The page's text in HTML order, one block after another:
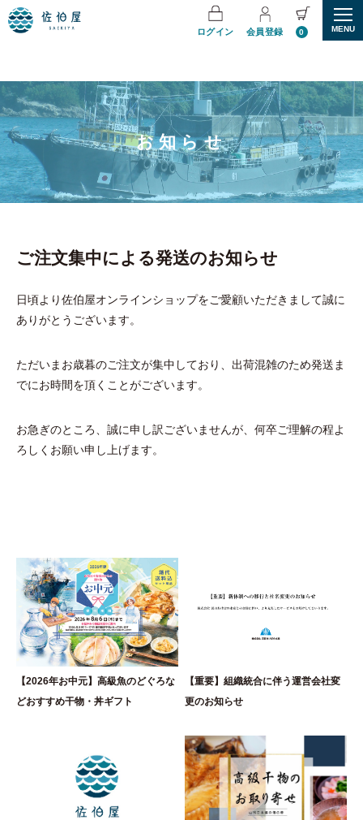
ログイン 会員登録 0 MENU
お知らせ
ご注文集中による発送のお知らせ
日頃より佐伯屋オンラインショップをご愛顧いただきまして誠に
ありがとうございます。
ただいまお歳暮のご注文が集中しており、出荷混雑のため発送ま
でにお時間を頂くことがございます。
お急ぎのところ、誠に申し訳ございませんが、何卒ご理解の程よ
ろしくお願い申し上げます。
【2026年お中元】高級魚のどぐろな
どおすすめ干物・丼ギフト
【重要】組織統合に伴う運営会社変
更のお知らせ